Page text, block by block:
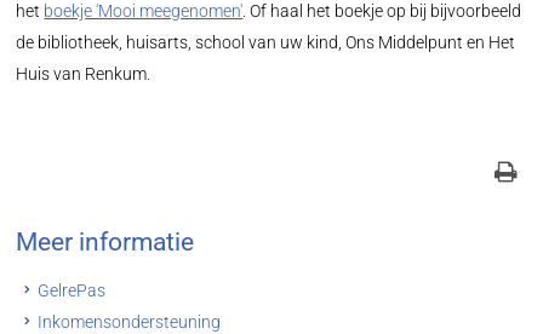
het boekje 'Mooi meegenomen' . Of haal het boekje op bij bijvoorbeeld
de bibliotheek, huisarts, school van uw kind, Ons Middelpunt en Het
Huis van Renkum.
Meer informatie
GelrePas
Inkomensondersteuning